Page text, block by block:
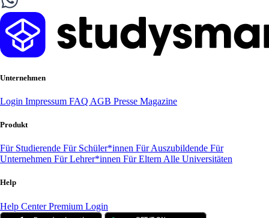
Unternehmen
Login Impressum FAQ AGB Presse Magazine
Produkt
Für Studierende Für Schüler*innen Für Auszubildende Für
Unternehmen Für Lehrer*innen Für Eltern Alle Universitäten
Help
Help CenterPremium Login